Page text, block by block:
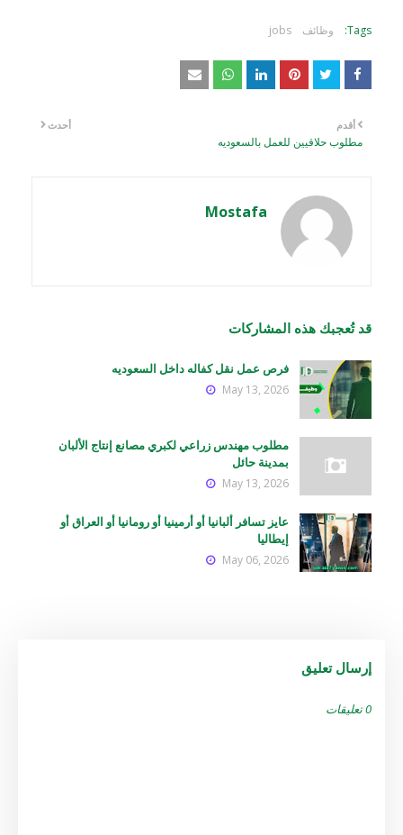
Tags: وظائف jobs
أحدث أقدم
مطلوب حلاقيين للعمل بالسعوديه
Mostafa
قد تُعجبك هذه المشاركات
فرص عمل نقل كفاله داخل السعوديه
May 13, 2026
مطلوب مهندس زراعي لكبري مصانع إنتاج الألبان
بمدينة حائل
May 13, 2026
عايز تسافر ألبانيا أو أرمينيا أو رومانيا أو العراق أو
إيطاليا
May 06, 2026
إرسال تعليق
0 تعليقات